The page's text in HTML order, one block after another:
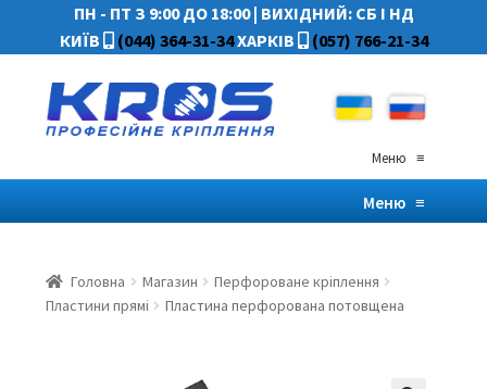
ПН - ПТ З 9:00 ДО 18:00| ВИХІДНИЙ: СБ І НД
КИЇВ
(044) 364-31-34ХАРКІВ (057) 766-21-34
Меню≡
Меню≡
Головна Магазин
Перфороване кріплення
Пластини прямі
Пластина перфорована потовщена